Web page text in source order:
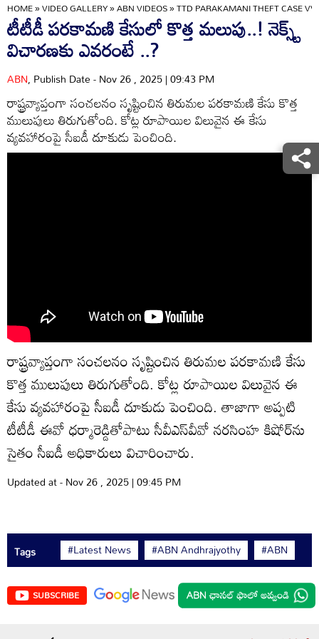
HOME»VIDEO GALLERY»ABN VIDEOS»TTD PARAKAMANI THEFT CASE
టీటీడీ పరకామణి కేసులో కొత్త మలుపు..! నెక్స్ట్
విచారణకు ఎవరంటే ..?
ABN, Publish Date - Nov 26 , 2025 | 09:43 PM
రాష్ట్రవ్యాప్తంగా సంచలనం సృష్టించిన తిరుమల పరకామణి కేసు కొత్త
ములుపులు తిరుగుతోంది. కోట్ల రూపాయిల విలువైన ఈ కేసు
వ్యవహారంపై సీఐడీ దూకుడు పెంచింది.
రాష్ట్రవ్యాప్తంగా సంచలనం సృష్టించిన తిరుమల పరకామణి కేసు
కొత్త ములుపులు తిరుగుతోంది. కోట్ల రూపాయిల విలువైన ఈ
కేసు వ్యవహారంపై సీఐడీ దూకుడు పెంచింది. తాజాగా అప్పటి
టీటీడీ ఈవో ధర్మారెడ్డితోపాటు సీవీఎస్‌వీవో నరసింహ కిషోర్‌ను
సైతం సీఐడీ అధికారులు విచారించారు.
Updated at - Nov 26 , 2025 | 09:45 PM
Tags #Latest News #ABN Andhrajyothy #ABN
SUBSCRIBE